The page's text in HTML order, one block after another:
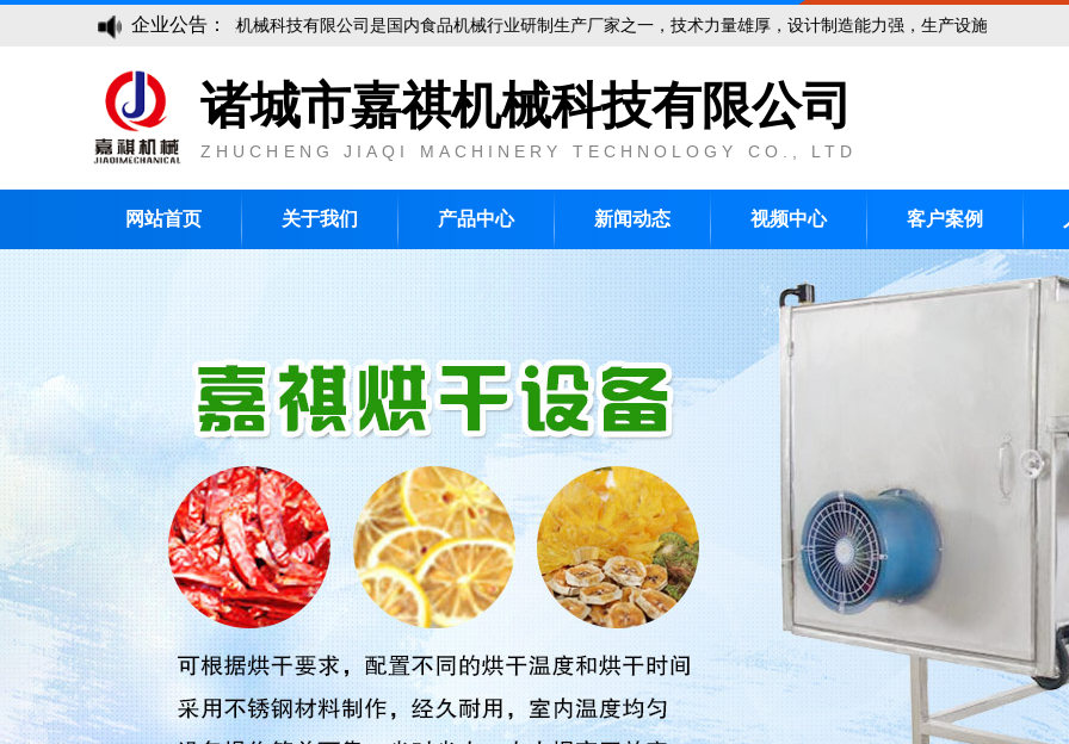
企业公告：
诸城市嘉祺机械科技有限公司是国内食品机械行业研制生产厂家之一，技术力量雄厚，设计制造能力强，生产设施完善，管理制度
诸城市嘉祺机械科技有限公司
ZHUCHENG JIAQI MACHINERY TECHNOLOGY CO., LTD
网站首页 关于我们 产品中心 新闻动态 视频中心 客户案例